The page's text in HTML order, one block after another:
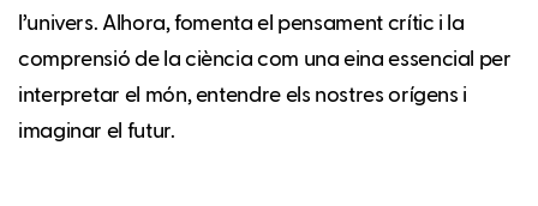
l’univers. Alhora, fomenta el pensament crític i la
comprensió de la ciència com una eina essencial per
interpretar el món, entendre els nostres orígens i
imaginar el futur.